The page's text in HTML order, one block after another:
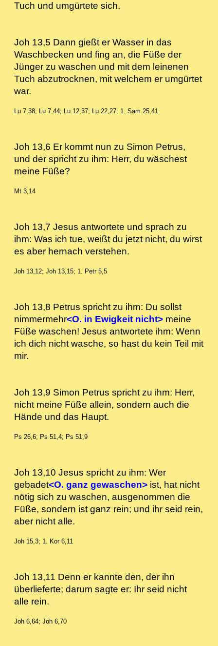
Tuch und umgürtete sich.
Joh 13,5 Dann gießt er Wasser in das
Waschbecken und fing an, die Füße der
Jünger zu waschen und mit dem leinenen
Tuch abzutrocknen, mit welchem er umgürtet
war.
Lu 7,38; Lu 7,44; Lu 12,37; Lu 22,27; 1. Sam 25,41
Joh 13,6 Er kommt nun zu Simon Petrus,
und der spricht zu ihm: Herr, du wäschest
meine Füße?
Mt 3,14
Joh 13,7 Jesus antwortete und sprach zu
ihm: Was ich tue, weißt du jetzt nicht, du wirst
es aber hernach verstehen.
Joh 13,12; Joh 13,15; 1. Petr 5,5
Joh 13,8 Petrus spricht zu ihm: Du sollst
nimmermehr<O. in Ewigkeit nicht> meine
Füße waschen! Jesus antwortete ihm: Wenn
ich dich nicht wasche, so hast du kein Teil mit
mir.
Joh 13,9 Simon Petrus spricht zu ihm: Herr,
nicht meine Füße allein, sondern auch die
Hände und das Haupt.
Ps 26,6; Ps 51,4; Ps 51,9
Joh 13,10 Jesus spricht zu ihm: Wer
gebadet<O. ganz gewaschen> ist, hat nicht
nötig sich zu waschen, ausgenommen die
Füße, sondern ist ganz rein; und ihr seid rein,
aber nicht alle.
Joh 15,3; 1. Kor 6,11
Joh 13,11 Denn er kannte den, der ihn
überlieferte; darum sagte er: Ihr seid nicht
alle rein.
Joh 6,64; Joh 6,70